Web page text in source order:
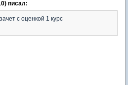
писал:
с оценкой 1 курс